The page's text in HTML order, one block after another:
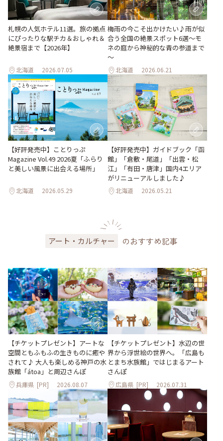
札幌の人気ホテル11選。旅の拠点
にぴったりな駅チカ＆おしゃれ＆
絶景宿まで【2026年】
北海道 2026.07.05
梅雨の今こそ出かけたい♪雨が似
合う全国の絶景スポット6選～モ
ネの庭から神秘的な青の参道まで
～
北海道 2026.06.21
【好評発売中】ことりっぷ
Magazine Vol.49 2026夏「ふらり
と美しい風景に出会える場所」
北海道 2026.05.29
【好評発売中】ガイドブック「函
館」「倉敷・尾道」「出雲・松
江」「有田・唐津」国内4エリア
がリニューアルしました♪
北海道 2026.05.21
アート・カルチャー のおすすめ記事
【チケットプレゼント】アートな
空間ともふもふの生きものに癒や
されて♪ 大人も楽しめる神戸の水
族館「átoa」と周辺さんぽ
兵庫県 [PR] 2026.08.07
【チケットプレゼント】水辺の世
界から浮世絵の世界へ。「広島も
とまち水族館」ではじまるアート
さんぽ
広島県 [PR] 2026.07.31